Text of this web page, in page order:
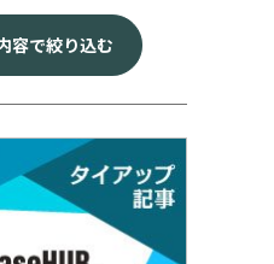
容で絞り込む